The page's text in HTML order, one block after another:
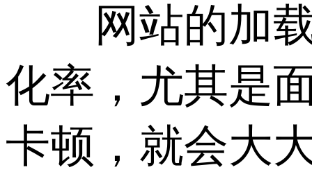
网站的加载
化率，尤其是
卡顿，就会大